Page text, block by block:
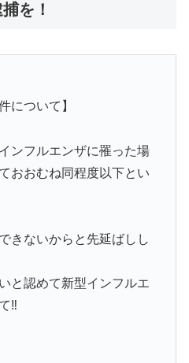
を！
について】
ンフルエンザに罹った場
おおむね同程度以下とい
きないからと先延ばしし
と認めて新型インフルエ
‼️